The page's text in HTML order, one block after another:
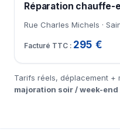
Réparation
Rue Charles Michels ·
295 €
Tarifs réels, déplacement +
majoration soir / week-